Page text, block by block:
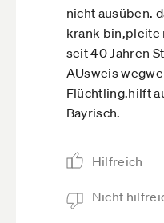
nicht ausüben.
krank bin,pleite
seit 40 Jahren
AUsweis
Flüchtling.hilft
Bayrisch.
Hilfreich
Nicht